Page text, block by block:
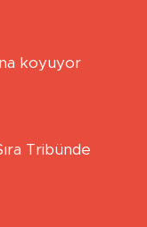
koyuyor
Tribünde